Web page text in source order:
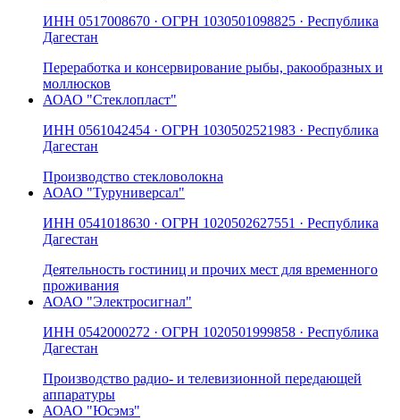
ИНН 0517008670 · ОГРН 1030501098825 · Республика
Дагестан
Переработка и консервирование рыбы, ракообразных и
моллюсков
АОАО "Стеклопласт"
ИНН 0561042454 · ОГРН 1030502521983 · Республика
Дагестан
Производство стекловолокна
АОАО "Туруниверсал"
ИНН 0541018630 · ОГРН 1020502627551 · Республика
Дагестан
Деятельность гостиниц и прочих мест для временного
проживания
АОАО "Электросигнал"
ИНН 0542000272 · ОГРН 1020501999858 · Республика
Дагестан
Производство радио- и телевизионной передающей
аппаратуры
АОАО "Юсэмз"